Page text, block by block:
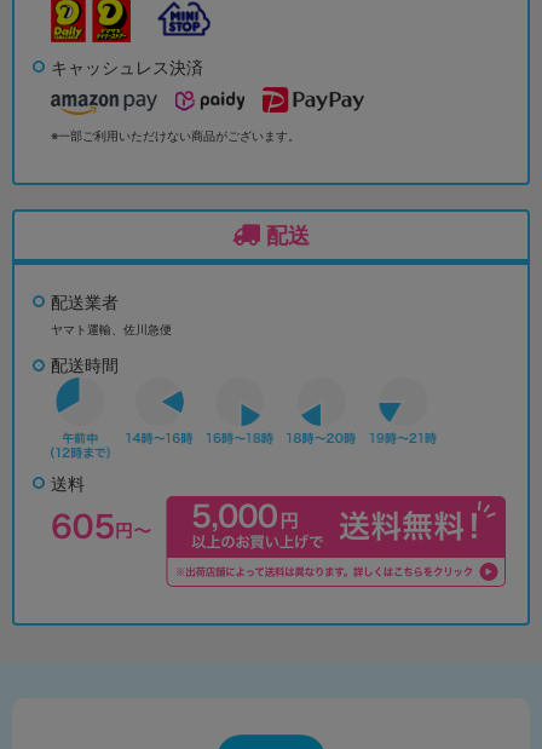
キャッシュレス決済
※一部ご利用いただけない商品がございます。
配送
配送業者
ヤマト運輸、佐川急便
配送時間
送料